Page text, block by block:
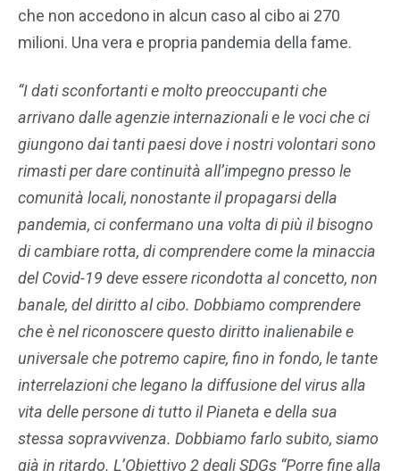
che non accedono in alcun caso al cibo ai 270
milioni. Una vera e propria pandemia della fame.
“I dati sconfortanti e molto preoccupanti che
arrivano dalle agenzie internazionali e le voci che ci
giungono dai tanti paesi dove i nostri volontari sono
rimasti per dare continuità all’impegno presso le
comunità locali, nonostante il propagarsi della
pandemia, ci confermano una volta di più il bisogno
di cambiare rotta, di comprendere come la minaccia
del Covid-19 deve essere ricondotta al concetto, non
banale, del diritto al cibo. Dobbiamo comprendere
che è nel riconoscere questo diritto inalienabile e
universale che potremo capire, fino in fondo, le tante
interrelazioni che legano la diffusione del virus alla
vita delle persone di tutto il Pianeta e della sua
stessa sopravvivenza. Dobbiamo farlo subito, siamo
già in ritardo. L’Obiettivo 2 degli SDGs “Porre fine alla